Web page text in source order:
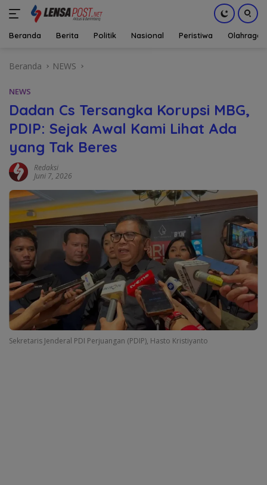
Beranda Berita Politik Nasional Peristiwa Olahraga
Beranda NEWS
NEWS
Dadan Cs Tersangka Korupsi MBG,
PDIP: Sejak Awal Kami Lihat Ada
yang Tak Beres
Redaksi
Juni 7, 2026
Sekretaris Jenderal PDI Perjuangan (PDIP), Hasto Kristiyanto